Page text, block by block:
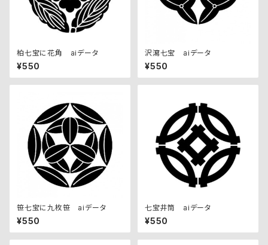
柏七宝に花角 aiデータ
¥550
沢瀉七宝 aiデータ
¥550
笹七宝に九枚笹 aiデータ
¥550
七宝井筒 aiデータ
¥550